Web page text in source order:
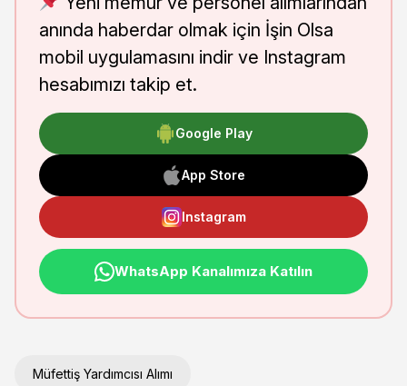
anında haberdar olmak için İşin Olsa
mobil uygulamasını indir ve Instagram
hesabımızı takip et.
Google Play
App Store
Instagram
WhatsApp Kanalımıza Katılın
Müfettiş Yardımcısı Alımı